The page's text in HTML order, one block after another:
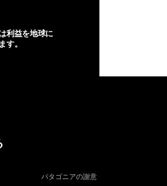
利益を地球に
す。
パタゴニアの謝意